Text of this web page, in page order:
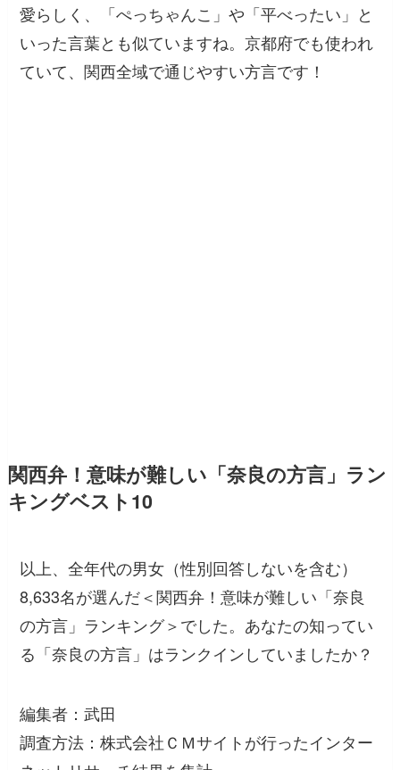
愛らしく、「ぺっちゃんこ」や「平べったい」と
いった言葉とも似ていますね。京都府でも使われ
ていて、関西全域で通じやすい方言です！
関西弁！意味が難しい「奈良の方言」ラン
キングベスト10
以上、全年代の男女（性別回答しないを含む）
8,633名が選んだ＜関西弁！意味が難しい「奈良
の方言」ランキング＞でした。あなたの知ってい
る「奈良の方言」はランクインしていましたか？
編集者：武田
調査方法：株式会社ＣＭサイトが行ったインター